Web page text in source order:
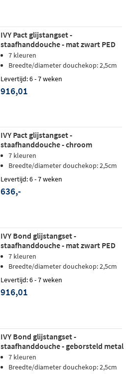
IVY Pact glijstangset -
staafhanddouche - mat zwart PED
7 kleuren
Breedte/diameter douchekop: 2,5cm
Levertijd: 6 - 7 weken
916,01
IVY Pact glijstangset -
staafhanddouche - chroom
7 kleuren
Breedte/diameter douchekop: 2,5cm
Levertijd: 6 - 7 weken
636,-
IVY Bond glijstangset -
staafhanddouche - mat zwart PED
7 kleuren
Breedte/diameter douchekop: 2,5cm
Levertijd: 6 - 7 weken
916,01
IVY Bond glijstangset -
staafhanddouche - geborsteld metal
black PVD
7 kleuren
Breedte/diameter douchekop: 2,5cm